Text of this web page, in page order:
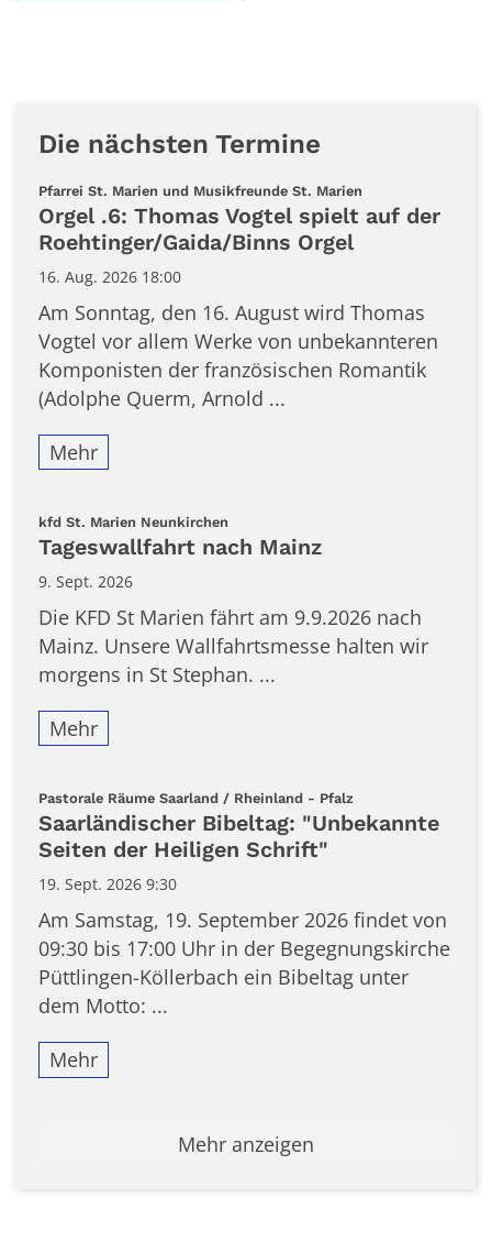
Die nächsten Termine
Pfarrei St. Marien und Musikfreunde St. Marien
Orgel .6: Thomas Vogtel spielt auf der
Roehtinger/Gaida/Binns Orgel
16. Aug. 2026 18:00
Am Sonntag, den 16. August wird Thomas
Vogtel vor allem Werke von unbekannteren
Komponisten der französischen Romantik
(Adolphe Querm, Arnold ...
Mehr
kfd St. Marien Neunkirchen
Tageswallfahrt nach Mainz
9. Sept. 2026
Die KFD St Marien fährt am 9.9.2026 nach
Mainz. Unsere Wallfahrtsmesse halten wir
morgens in St Stephan. ...
Mehr
Pastorale Räume Saarland / Rheinland - Pfalz
Saarländischer Bibeltag: "Unbekannte
Seiten der Heiligen Schrift"
19. Sept. 2026 9:30
Am Samstag, 19. September 2026 findet von
09:30 bis 17:00 Uhr in der Begegnungskirche
Püttlingen-Köllerbach ein Bibeltag unter
dem Motto: ...
Mehr
Mehr anzeigen